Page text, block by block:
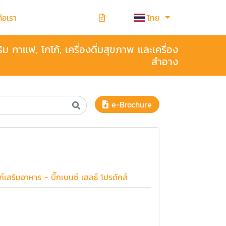
เรา ไทย
ม กาแฟ, โกโก้, เครื่องดื่มสุขภาพ และเครื่อง
สำอาง
e-Brochure
ริมอาหาร - บิ๊กเบนซ์ เฮลธ์ โปรดักส์